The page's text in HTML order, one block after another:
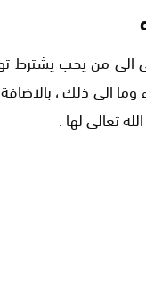
الى من يحب يشترط
وما الى ذلك ،
تعالى لها .